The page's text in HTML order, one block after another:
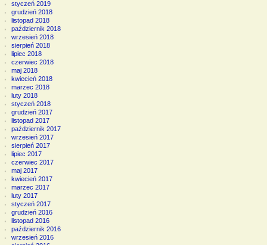
styczeń 2019
grudzień 2018
listopad 2018
październik 2018
wrzesień 2018
sierpień 2018
lipiec 2018
czerwiec 2018
maj 2018
kwiecień 2018
marzec 2018
luty 2018
styczeń 2018
grudzień 2017
listopad 2017
październik 2017
wrzesień 2017
sierpień 2017
lipiec 2017
czerwiec 2017
maj 2017
kwiecień 2017
marzec 2017
luty 2017
styczeń 2017
grudzień 2016
listopad 2016
październik 2016
wrzesień 2016